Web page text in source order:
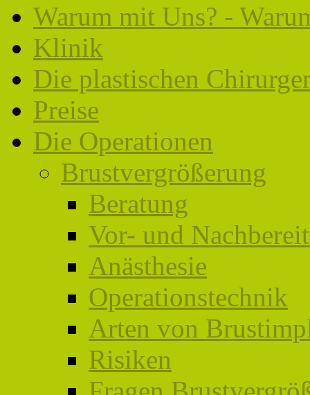
Warum mit Uns? -
Klinik
Die plastischen
Preise
Die Operationen
Brustvergrößerung
Beratung
Vor- und
Anästhesie
Operationstechnik
Arten von
Risiken